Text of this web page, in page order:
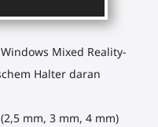
Mixed Reality-
Halter daran
mm, 3 mm, 4 mm)